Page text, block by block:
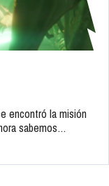
encontró la misión
sabemos…